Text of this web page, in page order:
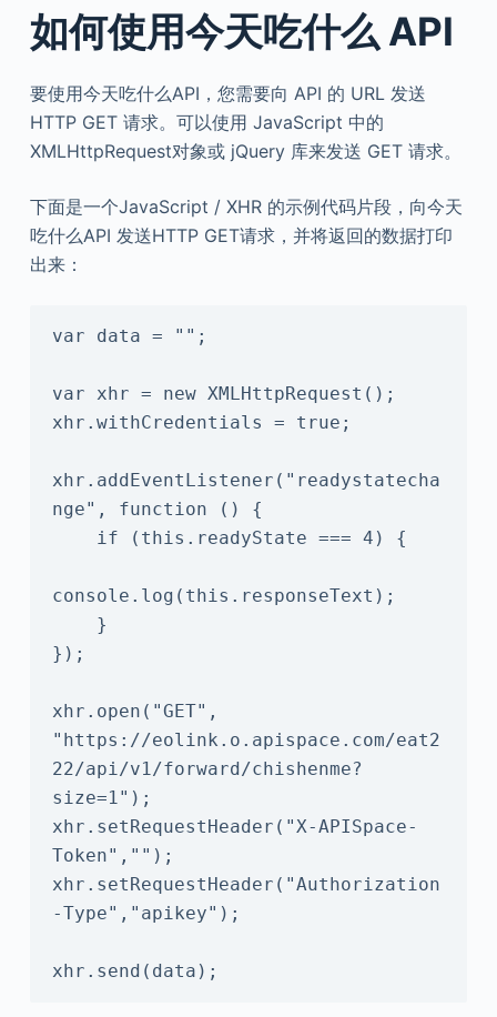
如何使用今天吃什么 API
要使用今天吃什么API，您需要向 API 的 URL 发送
HTTP GET 请求。可以使用 JavaScript 中的
XMLHttpRequest对象或 jQuery 库来发送 GET 请求。
下面是一个JavaScript / XHR 的示例代码片段，向今天
吃什么API 发送HTTP GET请求，并将返回的数据打印
出来：
var data = "";
var xhr = new XMLHttpRequest();
xhr.withCredentials = true;
xhr.addEventListener("readystatecha
nge", function () {
console.log(this.responseText);
});
xhr.open("GET",
"https://eolink.o.apispace.com/eat2
22/api/v1/forward/chishenme?
size=1");
xhr.setRequestHeader("X-APISpace-
Token","");
xhr.setRequestHeader("Authorization
-Type","apikey");
xhr.send(data);